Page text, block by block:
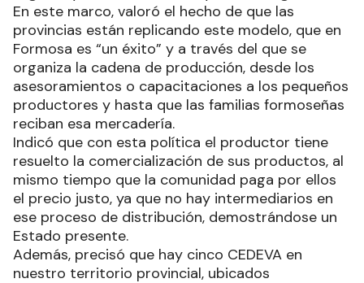
En este marco, valoró el hecho de que las
provincias están replicando este modelo, que en
Formosa es “un éxito” y a través del que se
organiza la cadena de producción, desde los
asesoramientos o capacitaciones a los pequeños
productores y hasta que las familias formoseñas
reciban esa mercadería.
Indicó que con esta política el productor tiene
resuelto la comercialización de sus productos, al
mismo tiempo que la comunidad paga por ellos
el precio justo, ya que no hay intermediarios en
ese proceso de distribución, demostrándose un
Estado presente.
Además, precisó que hay cinco CEDEVA en
nuestro territorio provincial, ubicados